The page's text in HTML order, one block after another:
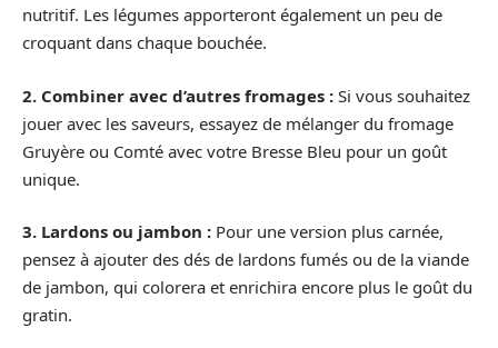
nutritif. Les légumes apporteront également un peu de
croquant dans chaque bouchée.
2. Combiner avec d’autres fromages : Si vous souhaitez
jouer avec les saveurs, essayez de mélanger du fromage
Gruyère ou Comté avec votre Bresse Bleu pour un goût
unique.
3. Lardons ou jambon : Pour une version plus carnée,
pensez à ajouter des dés de lardons fumés ou de la viande
de jambon, qui colorera et enrichira encore plus le goût du
gratin.